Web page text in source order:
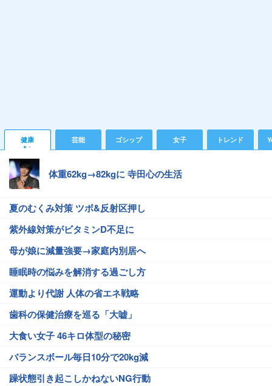
健康 芸能 ゴシップ 女子 トレンド
体重62kg→82kgに 寺田心の生活
夏のむくみ対策 ツボ&反射区押し
紫外線対策がビタミンD不足に
母が娘に減量強要→家庭内別居へ
睡眠時の悩みを解消する過ごし方
運動より代謝 人体の省エネ戦略
歯科の保健治療を巡る「大嘘」
大食い女子 46キロ体型の秘密
バランスボール毎日10分で20kg減
躁状態引き起こしかねないNG行動